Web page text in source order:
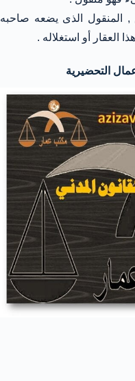
, المنقول الذى يضعه صاحبه
أو استغلاله .
التحضيرية